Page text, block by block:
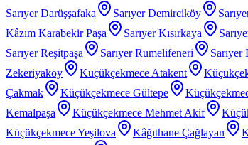
Sarıyer Darüşşafaka
Sarıyer Demirciköy
Kâzım Karabekir Paşa
Sarıyer Kısırkaya
Sarıyer Reşitpaşa
Sarıyer Rumelifeneri Sarıyer
Zekeriyaköy
Küçükçekmece Atakent
Çakmak
Küçükçekmece Gültepe
Kemalpaşa
Küçükçekmece Mehmet Akif
Küçükçekmece Yeşilova
Kâğıthane Çağlayan